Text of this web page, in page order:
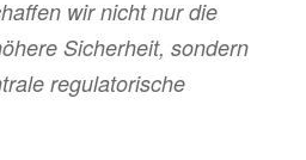
wir nicht nur die
Sicherheit, sondern
regulatorische